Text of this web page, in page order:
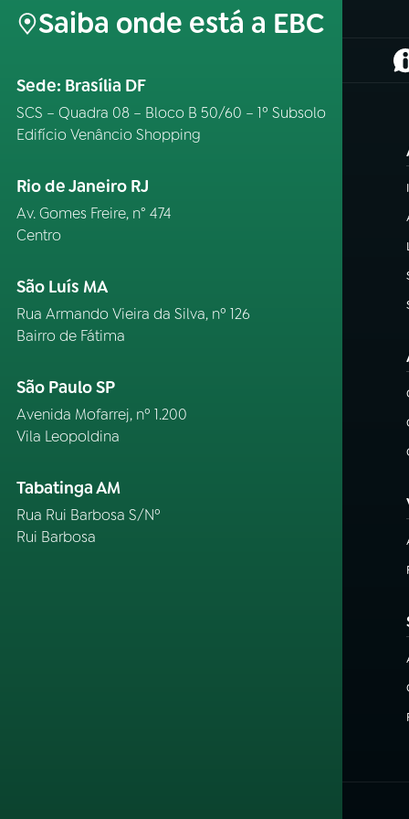
Saiba onde está a EBC
Sede: Brasília DF
SCS – Quadra 08 – Bloco B 50/60 – 1º Subsolo
Edifício Venâncio Shopping
Rio de Janeiro RJ
Av. Gomes Freire, n° 474
Centro
São Luís MA
Rua Armando Vieira da Silva, nº 126
Bairro de Fátima
São Paulo SP
Avenida Mofarrej, nº 1.200
Vila Leopoldina
Tabatinga AM
Rua Rui Barbosa S/Nº
Rui Barbosa